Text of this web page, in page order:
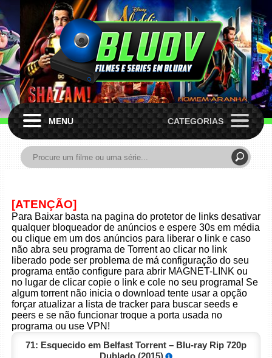
MENU CATEGORIAS
[ATENÇÃO]
Para Baixar basta na pagina do protetor de links desativar
qualquer bloqueador de anúncios e espere 30s em média
ou clique em um dos anúncios para liberar o link e caso
não abra seu programa de Torrent ao clicar no link
liberado pode ser problema de má configuração do seu
programa então configure para abrir MAGNET-LINK ou
no lugar de clicar copie o link e cole no seu programa! Se
algum torrent não inicia o download tente usar a opção
forçar atualizar a lista de tracker para buscar seeds e
peers e se não funcionar troque a porta usada no
programa ou use VPN!
71: Esquecido em Belfast Torrent – Blu-ray Rip 720p
Dublado (2015)